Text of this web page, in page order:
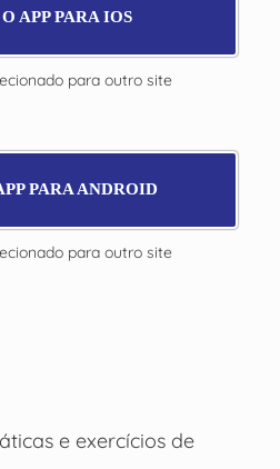
APP PARA IOS
para outro site
PARA ANDROID
para outro site
e exercícios de